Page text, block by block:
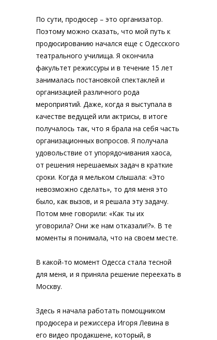
По сути, продюсер – это организатор.
Поэтому можно сказать, что мой путь к
продюсированию начался еще с Одесского
театрального училища. Я окончила
факультет режиссуры и в течение 15 лет
занималась постановкой спектаклей и
организацией различного рода
мероприятий. Даже, когда я выступала в
качестве ведущей или актрисы, в итоге
получалось так, что я брала на себя часть
организационных вопросов. Я получала
удовольствие от упорядочивания хаоса,
от решения нерешаемых задач в краткие
сроки. Когда я мельком слышала: «Это
невозможно сделать», то для меня это
было, как вызов, и я решала эту задачу.
Потом мне говорили: «Как ты их
уговорила? Они же нам отказали!?». В те
моменты я понимала, что на своем месте.
В какой-то момент Одесса стала тесной
для меня, и я приняла решение переехать в
Москву.
Здесь я начала работать помощником
продюсера и режиссера Игоря Левина в
его видео продакшене, который, в